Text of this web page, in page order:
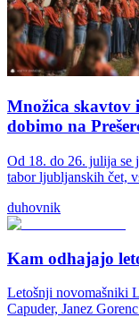
Množica skavtov
dobimo na
Od 18. do 26. julija se
tabor ljubljanskih čet,
duhovnik
Kam odhajajo
Letošnji novomašniki
Capuder, Janez